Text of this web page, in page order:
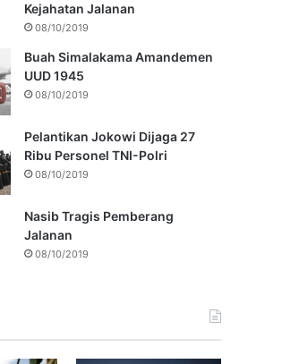
Kejahatan Jalanan
08/10/2019
Buah Simalakama Amandemen
UUD 1945
08/10/2019
Pelantikan Jokowi Dijaga 27
Ribu Personel TNI-Polri
08/10/2019
Nasib Tragis Pemberang
Jalanan
08/10/2019